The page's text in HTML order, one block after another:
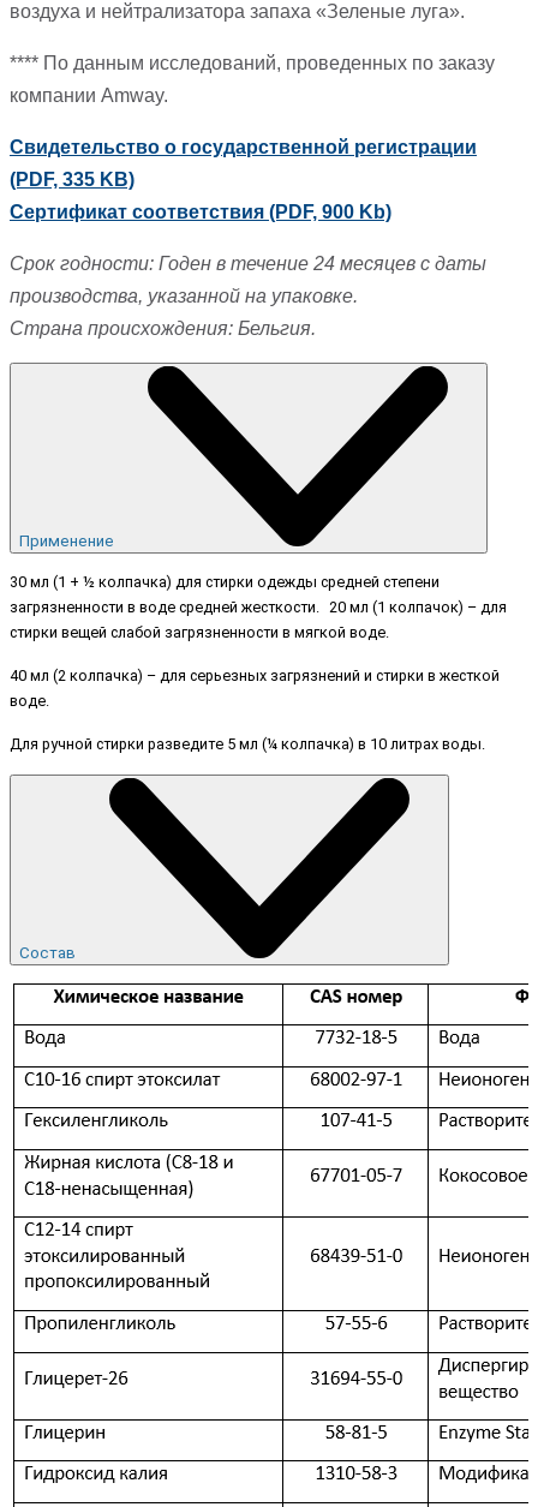
воздуха и нейтрализатора запаха «Зеленые луга».
**** По данным исследований, проведенных по заказу
компании Amway.
Свидетельство о государственной регистрации
(PDF, 335 KB)
Сертификат соответствия (PDF, 900 Kb)
Срок годности: Годен в течение 24 месяцев с даты
производства, указанной на упаковке.
Страна происхождения: Бельгия.
Применение
30 мл (1 + ½ колпачка) для стирки одежды средней степени
загрязненности в воде средней жесткости. 20 мл (1 колпачок) – для
стирки вещей слабой загрязненности в мягкой воде.
40 мл (2 колпачка) – для серьезных загрязнений и стирки в жесткой
воде.
Для ручной стирки разведите 5 мл (¼ колпачка) в 10 литрах воды.
Состав